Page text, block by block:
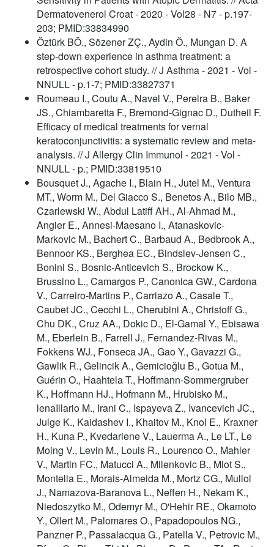
Dermatovenerol Croat - 2020 - Vol28 - N7 - p.197-
203; PMID:33834990
Öztürk BÖ., Sözener ZÇ., Aydin Ö., Mungan D. A
step-down experience in asthma treatment: a
retrospective cohort study. // J Asthma - 2021 - Vol -
NNULL - p.1-7; PMID:33827371
Roumeau I., Coutu A., Navel V., Pereira B., Baker
JS., Chiambaretta F., Bremond-Gignac D., Dutheil F.
Efficacy of medical treatments for vernal
keratoconjunctivitis: a systematic review and meta-
analysis. // J Allergy Clin Immunol - 2021 - Vol -
NNULL - p.; PMID:33819510
Bousquet J., Agache I., Blain H., Jutel M., Ventura
MT., Worm M., Del Giacco S., Benetos A., Bilo MB.,
Czarlewski W., Abdul Latiff AH., Al-Ahmad M.,
Angier E., Annesi-Maesano I., Atanaskovic-
Markovic M., Bachert C., Barbaud A., Bedbrook A.,
Bennoor KS., Berghea EC., Bindslev-Jensen C.,
Bonini S., Bosnic-Anticevich S., Brockow K.,
Brussino L., Camargos P., Canonica GW., Cardona
V., Carreiro-Martins P., Carriazo A., Casale T.,
Caubet JC., Cecchi L., Cherubini A., Christoff G.,
Chu DK., Cruz AA., Dokic D., El-Gamal Y., Ebisawa
M., Eberlein B., Farrell J., Fernandez-Rivas M.,
Fokkens WJ., Fonseca JA., Gao Y., Gavazzi G.,
Gawlik R., Gelincik A., Gemicioğlu B., Gotua M.,
Guérin O., Haahtela T., Hoffmann-Sommergruber
K., Hoffmann HJ., Hofmann M., Hrubisko M.,
lenaIllario M., Irani C., Ispayeva Z., Ivancevich JC.,
Julge K., Kaidashev I., Khaitov M., Knol E., Kraxner
H., Kuna P., Kvedariene V., Lauerma A., Le LT., Le
Moing V., Levin M., Louis R., Lourenco O., Mahler
V., Martin FC., Matucci A., Milenkovic B., Miot S.,
Montella E., Morais-Almeida M., Mortz CG., Mullol
J., Namazova-Baranova L., Neffen H., Nekam K.,
Niedoszytko M., Odemyr M., O'Hehir RE., Okamoto
Y., Ollert M., Palomares O., Papadopoulos NG.,
Panzner P., Passalacqua G., Patella V., Petrovic M.,